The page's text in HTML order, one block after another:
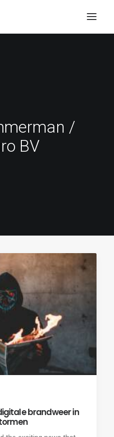
/
BV
brandweer in